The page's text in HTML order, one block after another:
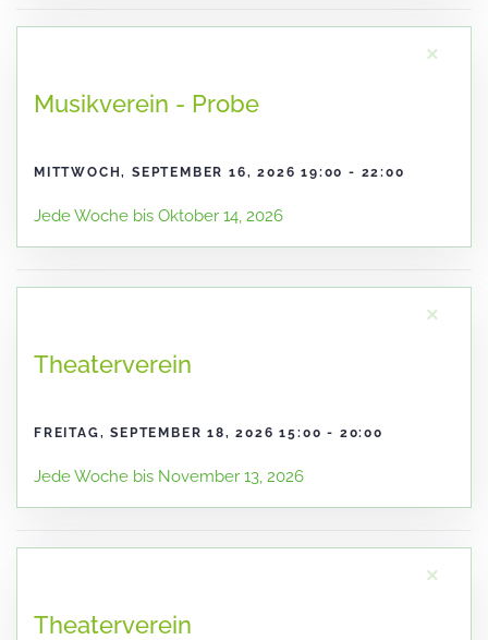
×
Musikverein - Probe
MITTWOCH, SEPTEMBER 16, 2026 19:00 - 22:00
Jede Woche bis Oktober 14, 2026
×
Theaterverein
FREITAG, SEPTEMBER 18, 2026 15:00 - 20:00
Jede Woche bis November 13, 2026
×
Theaterverein